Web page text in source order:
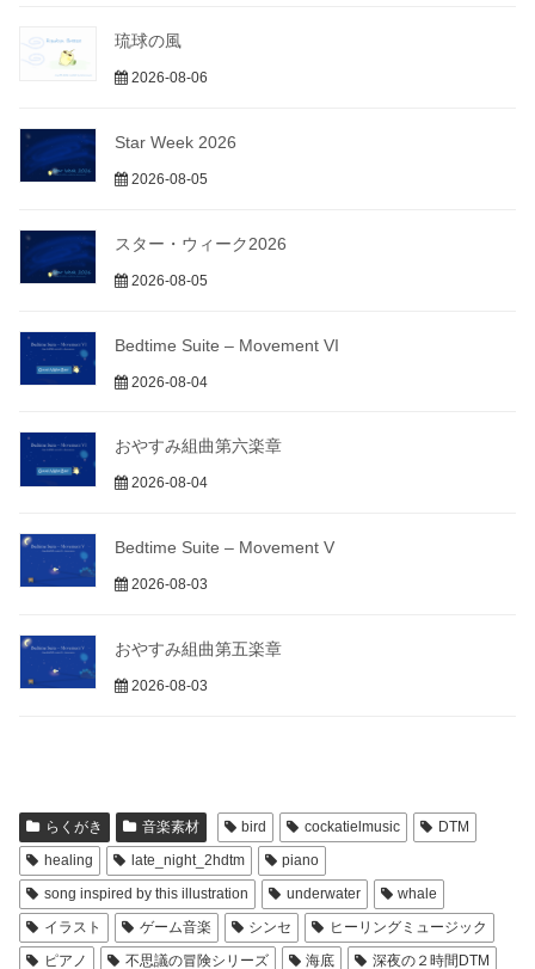
琉球の風
2026-08-06
Star Week 2026
2026-08-05
スター・ウィーク2026
2026-08-05
Bedtime Suite – Movement VI
2026-08-04
おやすみ組曲第六楽章
2026-08-04
Bedtime Suite – Movement V
2026-08-03
おやすみ組曲第五楽章
2026-08-03
らくがき 音楽素材 bird cockatielmusic
DTM
healing
late_night_2hdtm
piano
song inspired by this illustration
underwater
whale
イラスト
ゲーム音楽 シンセ
ヒーリングミュージック
ピアノ
不思議の冒険シリーズ 海底
深夜の２時間DTM